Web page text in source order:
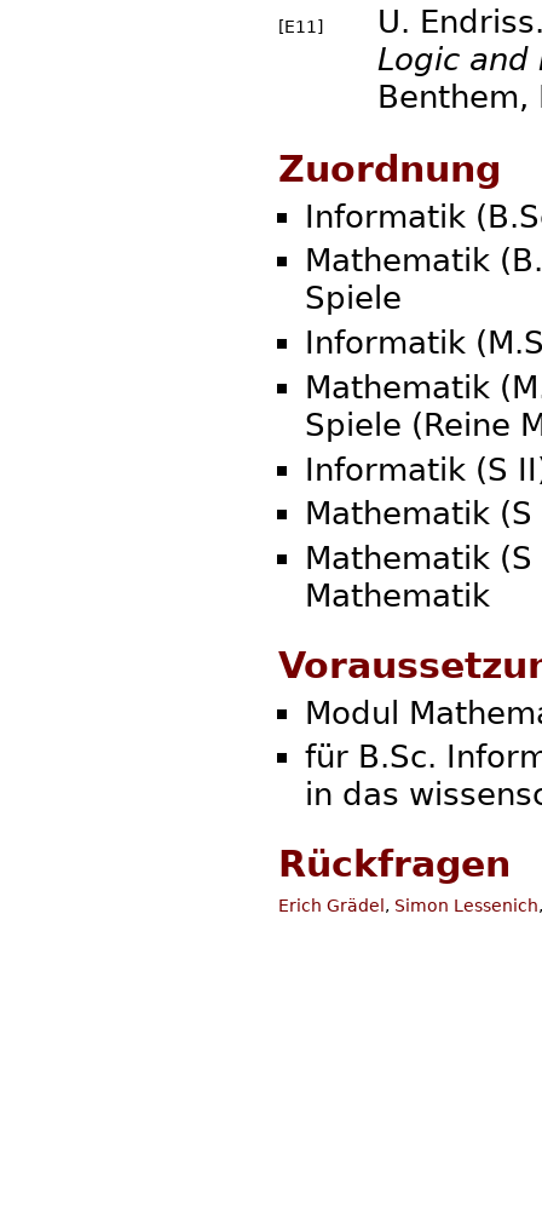
[E11]
U.
Logic and
Benthem,
Zuordnung
Informatik
Mathematik
Spiele
Informatik
Mathematik
Spiele (Reine
Informatik (S
Mathematik
Mathematik
Mathematik
Modul
für B.Sc.
in das
Rückfragen
Erich Grädel , Simon Lessenich